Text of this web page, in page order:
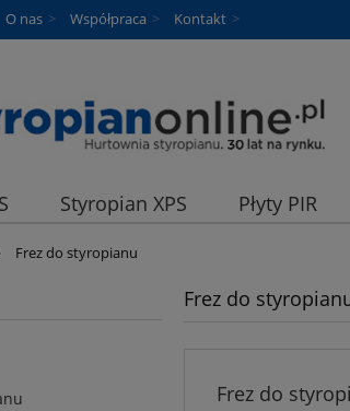
O nas Współpraca Kontakt
Styropian XPS Płyty PIR
Frez do styropianu
Frez do
Frez do